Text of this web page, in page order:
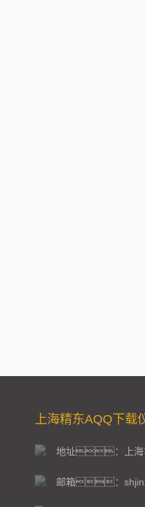
上海精东AQQ下载
地址：上海
邮箱：